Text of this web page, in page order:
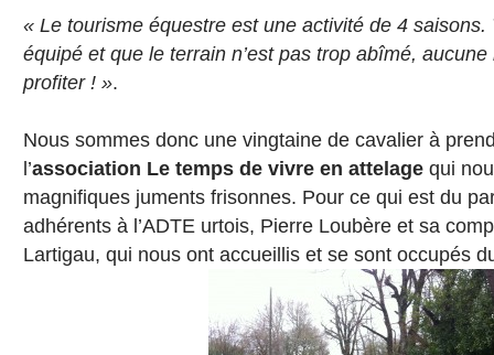
« Le tourisme équestre est une activité de 4 saisons.
équipé et que le terrain n’est pas trop abîmé,
profiter ! ».
Nous sommes donc une vingtaine de cavalier à
l’association Le temps de vivre en attelage qui
magnifiques juments frisonnes. Pour ce qui est du
adhérents à l’ADTE urtois, Pierre Loubère et sa
Lartigau, qui nous ont accueillis et se sont occupés